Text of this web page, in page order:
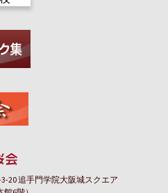
20 追手門学院大阪城スクエア